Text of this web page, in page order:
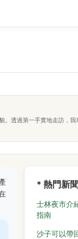
透過第一手實地走訪，
* 熱門新聞
士林夜市介
指南
沙子可以帶